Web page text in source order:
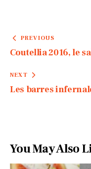
PREVIOUS
Coutellia 2016, le
NEXT
Les barres
You May Also